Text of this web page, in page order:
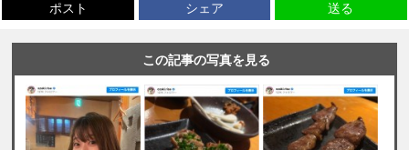
ポスト シェア 送る
この記事の写真を見る